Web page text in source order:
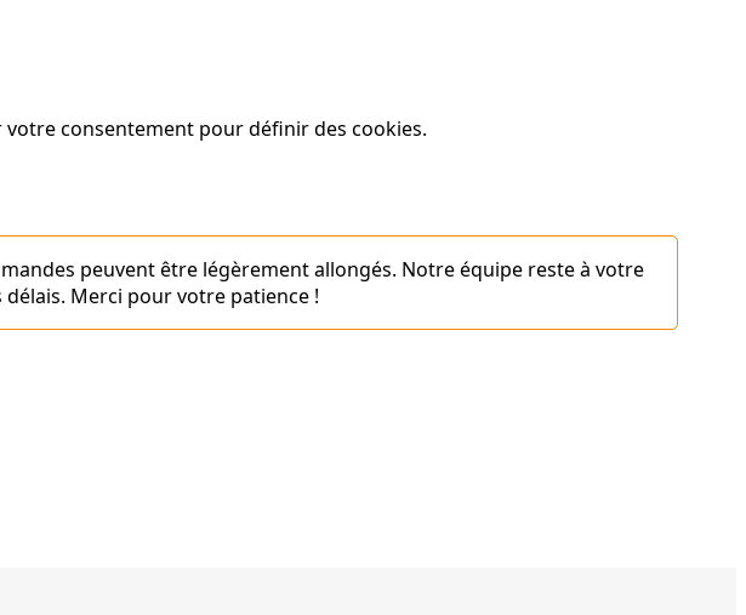
consentement pour définir des cookies.
peuvent être légèrement allongés. Notre équipe reste à votre
Merci pour votre patience !